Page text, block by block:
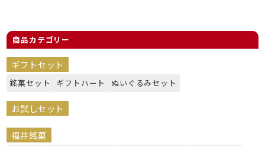
商品カテゴリー
ギフトセット
銘菓セット ギフトハート ぬいぐるみセット
お試しセット
福井銘菓